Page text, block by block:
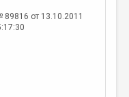
от 13.10.2011